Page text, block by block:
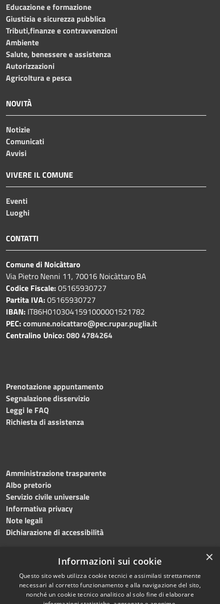
Educazione e formazione
Giustizia e sicurezza pubblica
Tributi,finanze e contravvenzioni
Ambiente
Salute, benessere e assistenza
Autorizzazioni
Agricoltura e pesca
NOVITÀ
Notizie
Comunicati
Avvisi
VIVERE IL COMUNE
Eventi
Luoghi
CONTATTI
Comune di Noicàttaro
Via Pietro Nenni 11, 70016 Noicàttaro BA
Codice Fiscale:05165930727
Partita IVA:05165930727
IBAN: IT86H0103041591000001521782
PEC:comune.noicattaro@pec.rupar.puglia.it
Centralino Unico:080 4784264
Prenotazione appuntamento
Segnalazione disservizio
Leggi le FAQ
Richiesta di assistenza
Amministrazione trasparente
Albo pretorio
Servizio civile universale
Informativa privacy
Note legali
Dichiarazione di accessibilità
RSS
Accessibilità
Copyright © 2023 •
Comune di Noicàttaro
×
Informazioni sui cookie
Questo sito web utilizza cookie tecnici e assimilati strettamente
necessari al corretto funzionamento e alla navigazione del sito,
nonché un cookie tecnico analitico al solo fine di elaborare